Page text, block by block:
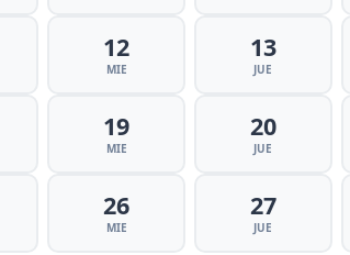
12
MIE
13
JUE
19
MIE
20
JUE
26
MIE
27
JUE